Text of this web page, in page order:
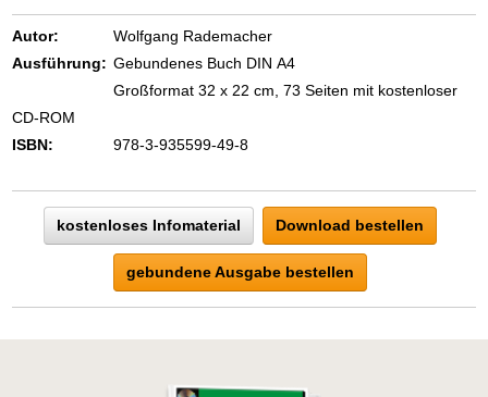
Autor:
Wolfgang Rademacher
Ausführung: Gebundenes Buch DIN A4
Großformat 32 x 22 cm, 73 Seiten mit kostenloser
CD-ROM
ISBN:
978-3-935599-49-8
kostenloses Infomaterial Download bestellen
gebundene Ausgabe bestellen